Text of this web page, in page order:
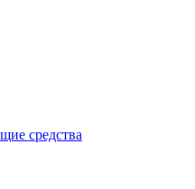
средства